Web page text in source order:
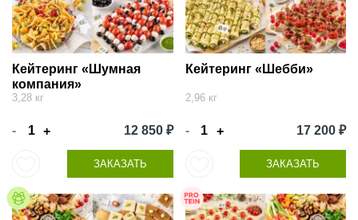
Кейтеринг «Шумная
компания»
3,28 кг
- + 12 850 ₽
ЗАКАЗАТЬ
Кейтеринг «Шебби»
2,96 кг
- + 17 200 ₽
ЗАКАЗАТЬ